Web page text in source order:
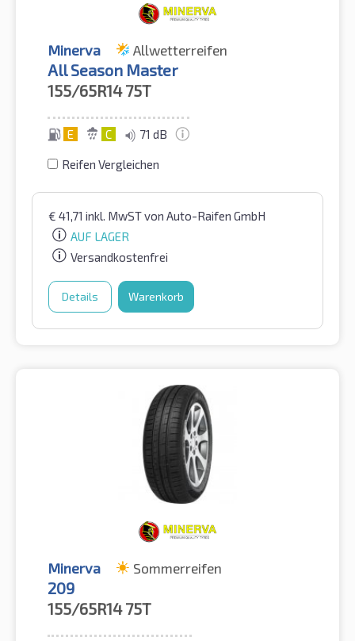
Minerva Allwetterreifen
All Season Master
155/65R14 75T
E C 71 dB
Reifen Vergleichen
€ 41,71 inkl. MwSTvon Auto-Raifen GmbH
AUF LAGER
Versandkostenfrei
Details Warenkorb
Minerva Sommerreifen
209
155/65R14 75T